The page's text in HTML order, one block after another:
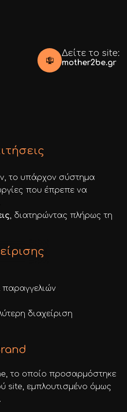
Δείτε το site:
mother2be.gr
το υπάρχον σύστημα
που έπρεπε να
, διατηρώντας πλήρως τη
παραγγελιών
διαχείριση
το οποίο προσαρμόστηκε
site, εμπλουτισμένο όμως